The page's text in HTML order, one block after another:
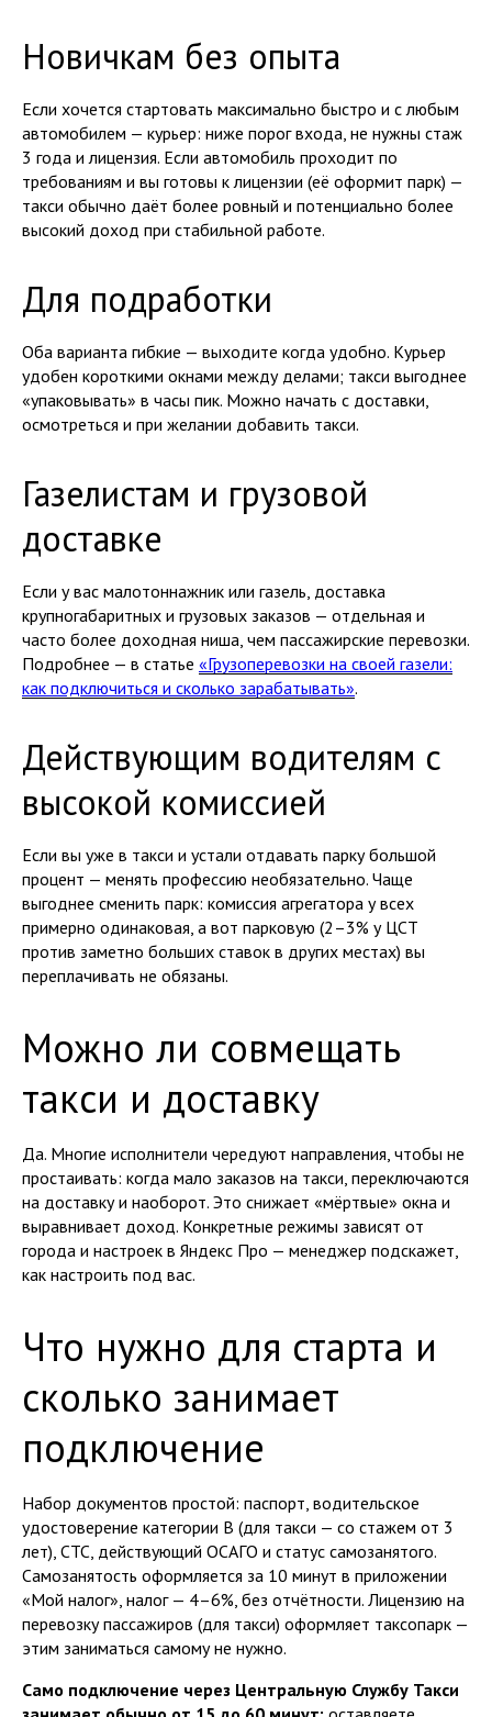
Новичкам без опыта
Если хочется стартовать максимально быстро и с любым
автомобилем — курьер: ниже порог входа, не нужны стаж
3 года и лицензия. Если автомобиль проходит по
требованиям и вы готовы к лицензии (её оформит парк) —
такси обычно даёт более ровный и потенциально более
высокий доход при стабильной работе.
Для подработки
Оба варианта гибкие — выходите когда удобно. Курьер
удобен короткими окнами между делами; такси выгоднее
«упаковывать» в часы пик. Можно начать с доставки,
осмотреться и при желании добавить такси.
Газелистам и грузовой
доставке
Если у вас малотоннажник или газель, доставка
крупногабаритных и грузовых заказов — отдельная и
часто более доходная ниша, чем пассажирские перевозки.
Подробнее — в статье «Грузоперевозки на своей газели:
как подключиться и сколько зарабатывать».
Действующим водителям с
высокой комиссией
Если вы уже в такси и устали отдавать парку большой
процент — менять профессию необязательно. Чаще
выгоднее сменить парк: комиссия агрегатора у всех
примерно одинаковая, а вот парковую (2–3% у ЦСТ
против заметно больших ставок в других местах) вы
переплачивать не обязаны.
Можно ли совмещать
такси и доставку
Да. Многие исполнители чередуют направления, чтобы не
простаивать: когда мало заказов на такси, переключаются
на доставку и наоборот. Это снижает «мёртвые» окна и
выравнивает доход. Конкретные режимы зависят от
города и настроек в Яндекс Про — менеджер подскажет,
как настроить под вас.
Что нужно для старта и
сколько занимает
подключение
Набор документов простой: паспорт, водительское
удостоверение категории B (для такси — со стажем от 3
лет), СТС, действующий ОСАГО и статус самозанятого.
Самозанятость оформляется за 10 минут в приложении
«Мой налог», налог — 4–6%, без отчётности. Лицензию на
перевозку пассажиров (для такси) оформляет таксопарк —
этим заниматься самому не нужно.
Само подключение через Центральную Службу Такси